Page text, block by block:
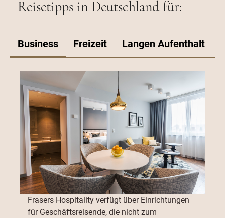
Reisetipps in Deutschland für:
Business Freizeit Langen Aufenthalt
Frasers Hospitality verfügt über Einrichtungen
für Geschäftsreisende, die nicht zum